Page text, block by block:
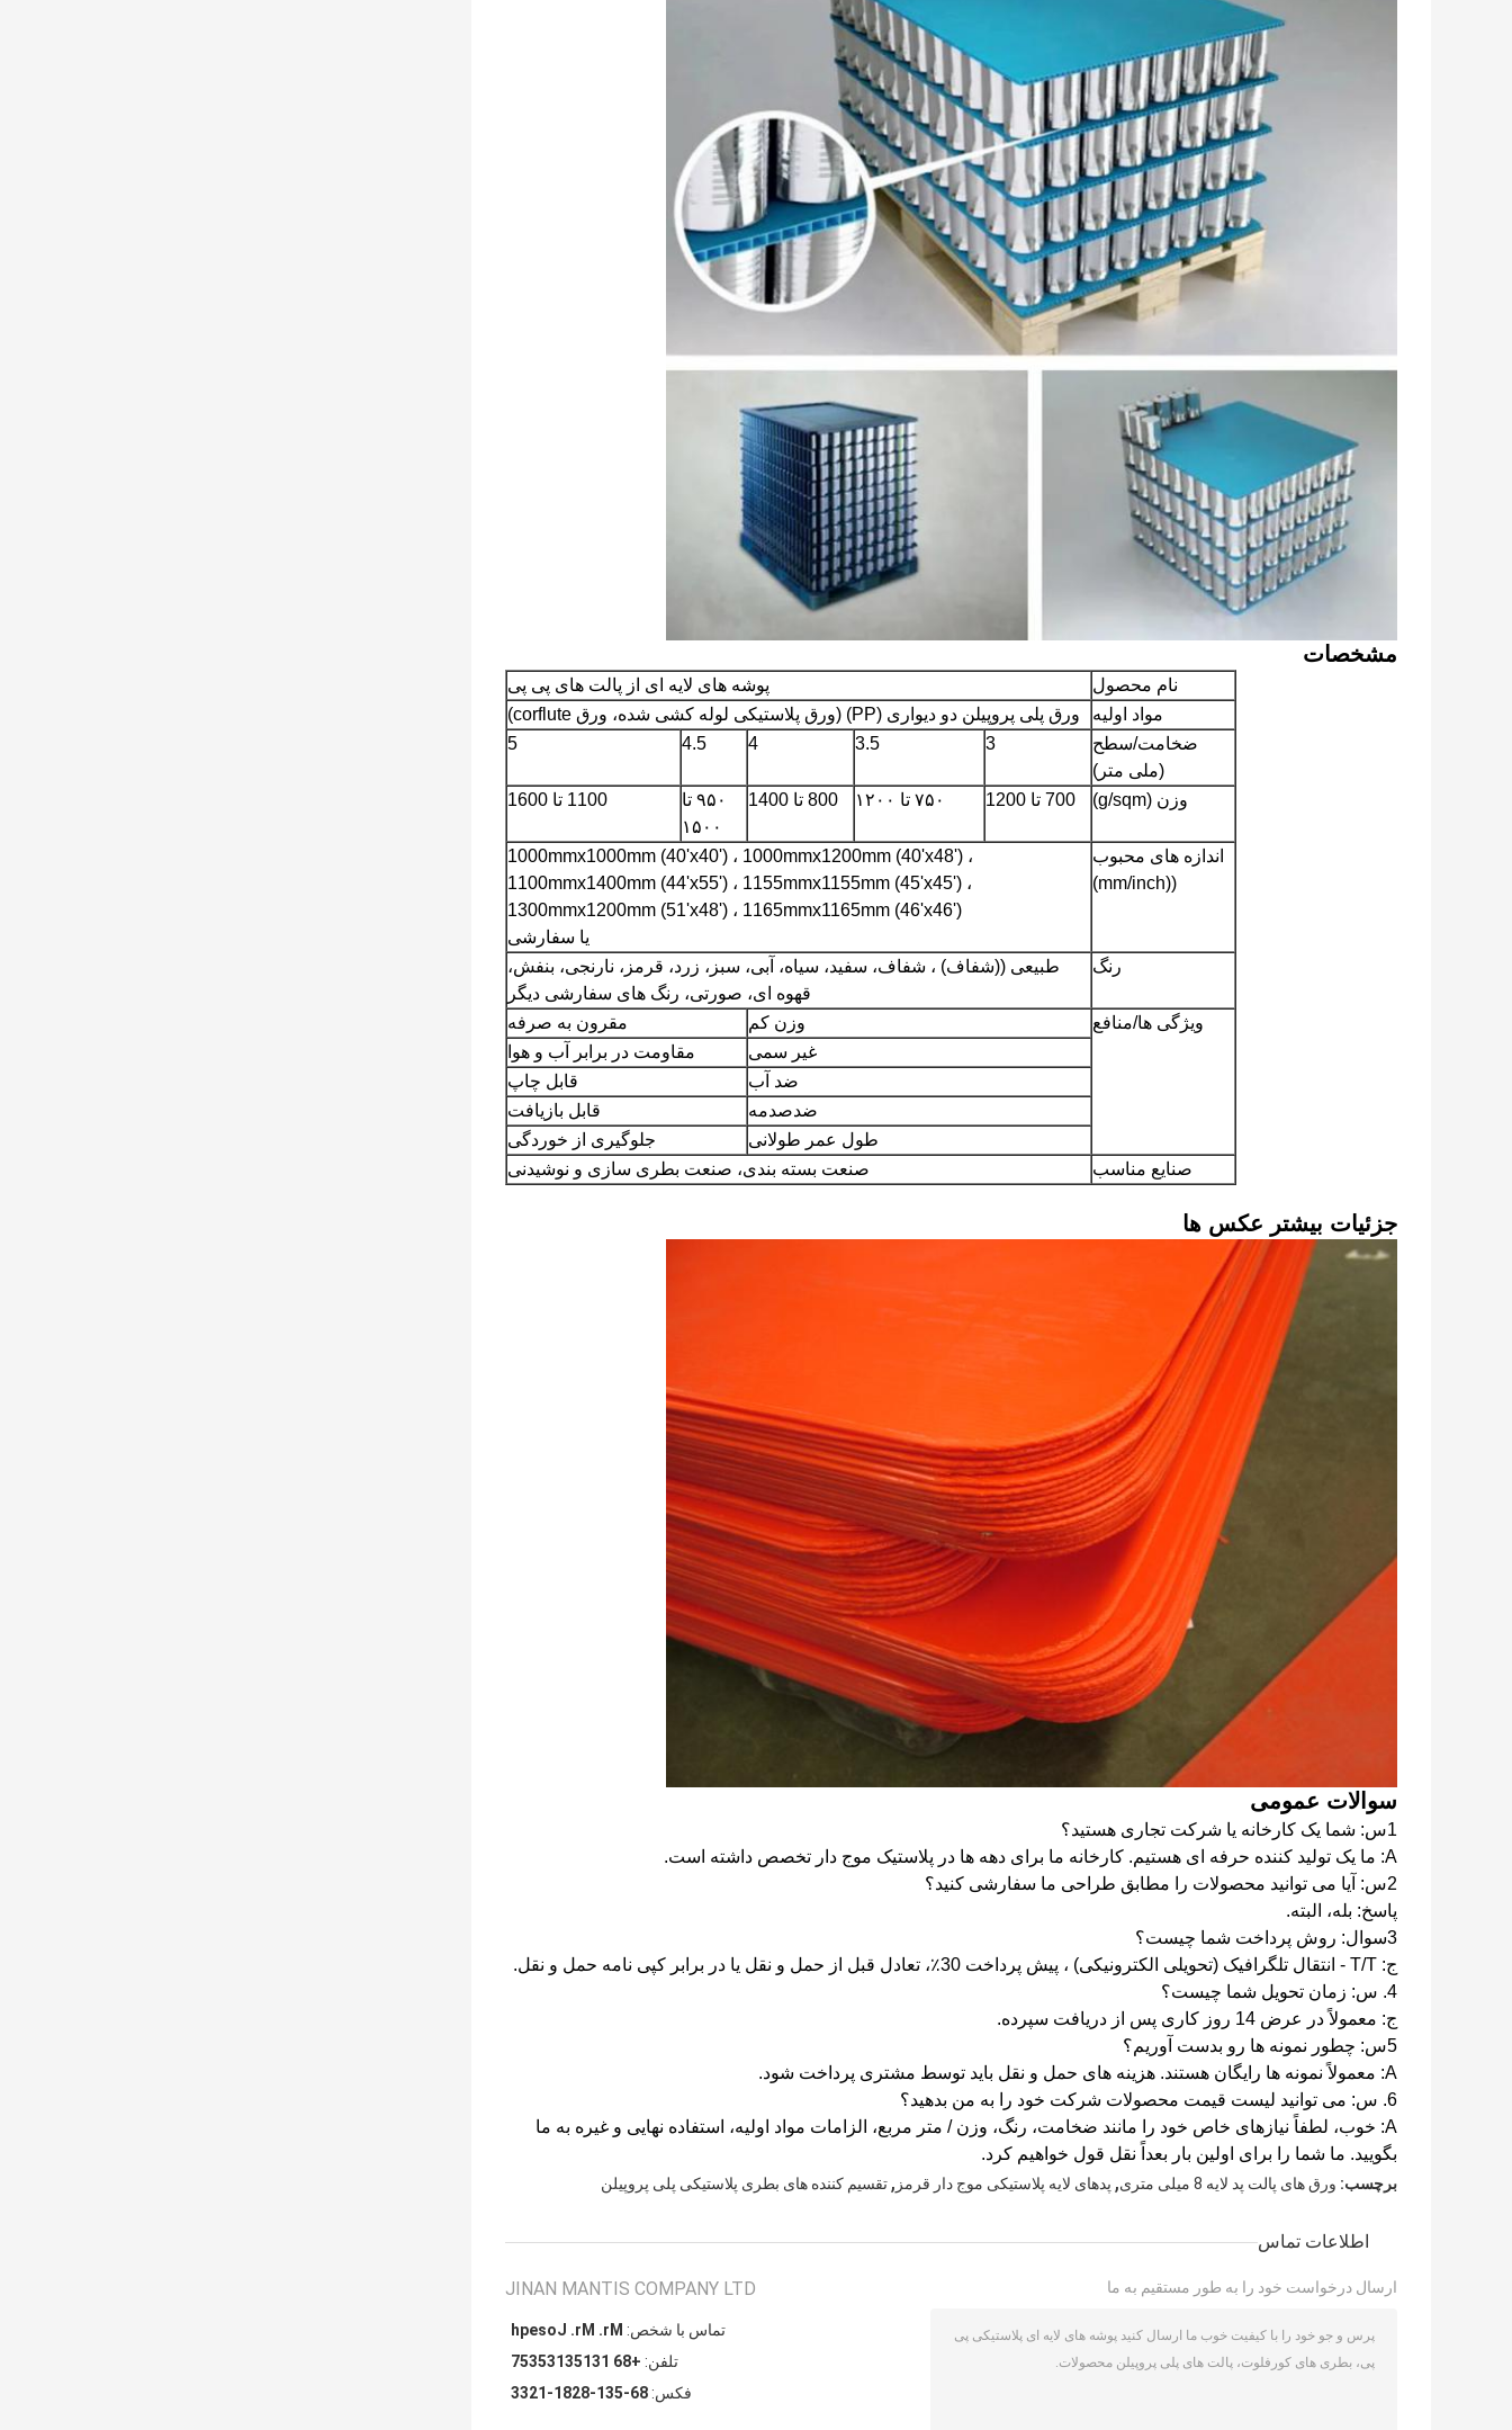
مشخصات
نام محصول
پوشه های لایه ای از پالت های پی پی
مواد اولیه
ورق پلی پروپیلن دو دیواری (PP) (ورق پلاستیکی لوله کشی شده، ورق corflute)
ضخامت/سطح
(ملی متر)
3
3.5
4
4.5
5
وزن (g/sqm) 700 تا 1200 ۷۵۰ تا ۱۲۰۰ 800 تا 1400
۹۵۰ تا
۱۵۰۰
1100 تا 1600
اندازه های محبوب
((mm/inch)
1000mmx1000mm (40'x40') ، 1000mmx1200mm (40'x48') ،
1100mmx1400mm (44'x55') ، 1155mmx1155mm (45'x45') ،
1300mmx1200mm (51'x48') ، 1165mmx1165mm (46'x46')
یا سفارشی
رنگ
طبیعی ((شفاف) ، شفاف، سفید، سیاه، آبی، سبز، زرد، قرمز، نارنجی، بنفش،
قهوه ای، صورتی، رنگ های سفارشی دیگر
ویژگی ها/منافع
وزن کم
مقرون به صرفه
غیر سمی
مقاومت در برابر آب و هوا
ضد آب
قابل چاپ
ضدصدمه
قابل بازیافت
طول عمر طولانی
جلوگیری از خوردگی
صنایع مناسب
صنعت بسته بندی، صنعت بطری سازی و نوشیدنی
جزئیات بیشتر عکس ها
سوالات عمومی
1س: شما یک کارخانه یا شرکت تجاری هستید؟
A: ما یک تولید کننده حرفه ای هستیم. کارخانه ما برای دهه ها در پلاستیک موج دار تخصص داشته است.
2س: آیا می توانید محصولات را مطابق طراحی ما سفارشی کنید؟
پاسخ: بله، البته.
3سوال: روش پرداخت شما چیست؟
ج: T/T - انتقال تلگرافیک (تحویلی الکترونیکی) ، پیش پرداخت 30٪، تعادل قبل از حمل و نقل یا در برابر کپی نامه حمل و نقل.
4. س: زمان تحویل شما چیست؟
ج: معمولاً در عرض 14 روز کاری پس از دریافت سپرده.
5س: چطور نمونه ها رو بدست آوريم؟
A: معمولاً نمونه ها رایگان هستند. هزینه های حمل و نقل باید توسط مشتری پرداخت شود.
6. س: می توانید لیست قیمت محصولات شرکت خود را به من بدهید؟
A: خوب، لطفاً نیازهای خاص خود را مانند ضخامت، رنگ، وزن / متر مربع، الزامات مواد اولیه، استفاده نهایی و غیره به ما
بگویید. ما شما را برای اولین بار بعداً نقل قول خواهیم کرد.
برچسب: ورق های پالت پد لایه 8 میلی متری , پدهای لایه پلاستیکی موج دار قرمز , تقسیم کننده های بطری پلاستیکی پلی پروپیلن
اطلاعات تماس
JINAN MANTIS COMPANY LTD
تماس با شخص: Mr. Mr. Joseph
تلفن: +86 13153135357
فکس: 86-531-8281-1233
ارسال درخواست خود را به طور مستقیم به ما